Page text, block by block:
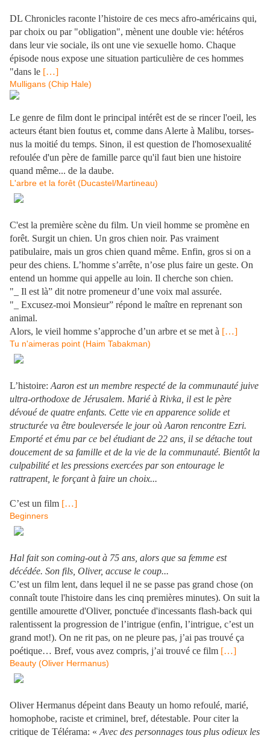
DL Chronicles raconte l’histoire de ces mecs afro-américains qui,
par choix ou par "obligation", mènent une double vie: hétéros
dans leur vie sociale, ils ont une vie sexuelle homo. Chaque
épisode nous expose une situation particulière de ces hommes
"dans le […]
Mulligans (Chip Hale)
Le genre de film dont le principal intérêt est de se rincer l'oeil, les
acteurs étant bien foutus et, comme dans Alerte à Malibu, torses-
nus la moitié du temps. Sinon, il est question de l'homosexualité
refoulée d'un père de famille parce qu'il faut bien une histoire
quand même... de la daube.
L'arbre et la forêt (Ducastel/Martineau)
C'est la première scène du film. Un vieil homme se promène en
forêt. Surgit un chien. Un gros chien noir. Pas vraiment
patibulaire, mais un gros chien quand même. Enfin, gros si on a
peur des chiens. L’homme s’arrête, n’ose plus faire un geste. On
entend un homme qui appelle au loin. Il cherche son chien.
"_ Il est là” dit notre promeneur d’une voix mal assurée.
"_ Excusez-moi Monsieur” répond le maître en reprenant son
animal.
Alors, le vieil homme s’approche d’un arbre et se met à […]
Tu n'aimeras point (Haim Tabakman)
L’histoire: Aaron est un membre respecté de la communauté juive
ultra-orthodoxe de Jérusalem. Marié à Rivka, il est le père
dévoué de quatre enfants. Cette vie en apparence solide et
structurée va être bouleversée le jour où Aaron rencontre Ezri.
Emporté et ému par ce bel étudiant de 22 ans, il se détache tout
doucement de sa famille et de la vie de la communauté. Bientôt la
culpabilité et les pressions exercées par son entourage le
rattrapent, le forçant à faire un choix...
C’est un film […]
Beginners
Hal fait son coming-out à 75 ans, alors que sa femme est
décédée. Son fils, Oliver, accuse le coup...
C’est un film lent, dans lequel il ne se passe pas grand chose (on
connaît toute l'histoire dans les cinq premières minutes). On suit la
gentille amourette d'Oliver, ponctuée d'incessants flash-back qui
ralentissent la progression de l’intrigue (enfin, l’intrigue, c’est un
grand mot!). On ne rit pas, on ne pleure pas, j’ai pas trouvé ça
poétique… Bref, vous avez compris, j’ai trouvé ce film […]
Beauty (Oliver Hermanus)
Oliver Hermanus dépeint dans Beauty un homo refoulé, marié,
homophobe, raciste et criminel, bref, détestable. Pour citer la
critique de Télérama: « Avec des personnages tous plus odieux les